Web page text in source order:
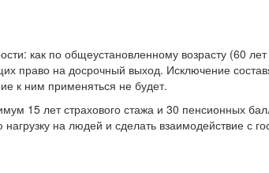
как по общеустановленному возрасту (60
право на досрочный выход. Исключение
к ним применяться не будет.
15 лет страхового стажа и 30 пенсионных
на людей и сделать взаимодействие с